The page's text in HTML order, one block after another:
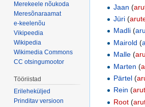
Jaan (
Jüri (
Madli (
Mairold (
Malle (
Marten (
Pärtel (
Rein (
Root (
Merekeele nõukoda
Meresõnaraamat
e-keelenõu
Vikipeedia
Wikipedia
Wikimedia Commons
CC otsingumootor
Tööriistad
Erileheküljed
Prinditav versioon